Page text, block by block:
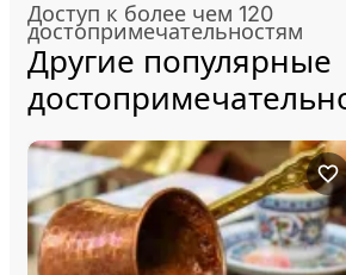
Доступ к более чем 120
достопримечательностям
Другие популярные